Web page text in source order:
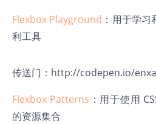
Flexbox Playground ：用于学
利工具
传送门： http://codepen.io/
Flexbox Patterns ：用于使用
的资源集合